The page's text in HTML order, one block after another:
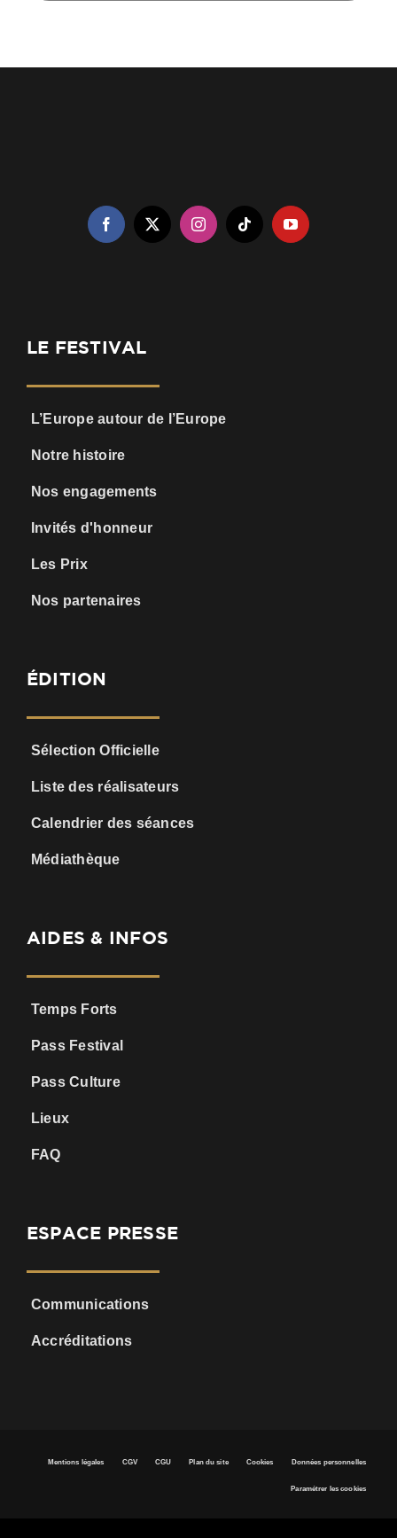
LE FESTIVAL
L’Europe autour de l’Europe
Notre histoire
Nos engagements
Invités d'honneur
Les Prix
Nos partenaires
ÉDITION
Sélection Officielle
Liste des réalisateurs
Calendrier des séances
Médiathèque
AIDES & INFOS
Temps Forts
Pass Festival
Pass Culture
Lieux
FAQ
ESPACE PRESSE
Communications
Accréditations
Mentions légales CGV CGU Plan du site Cookies Données personnelles
Paramétrer les cookies